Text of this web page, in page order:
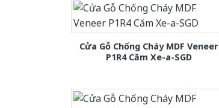
Cửa Gỗ Chống Cháy MDF Veneer
P1R4 Căm Xe-a-SGD